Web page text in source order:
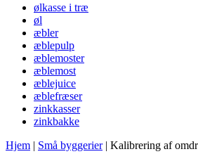
ølkasse i træ
øl
æbler
æblepulp
æblemoster
æblemost
æblejuice
æblefræser
zinkkasser
zinkbakke
Hjem | Små byggerier | Kalibrering af